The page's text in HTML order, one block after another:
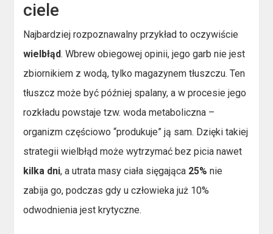
ciele
Najbardziej rozpoznawalny przykład to oczywiście
wielbłąd. Wbrew obiegowej opinii, jego garb nie jest
zbiornikiem z wodą, tylko magazynem tłuszczu. Ten
tłuszcz może być później spalany, a w procesie jego
rozkładu powstaje tzw. woda metaboliczna –
organizm częściowo “produkuje” ją sam. Dzięki takiej
strategii wielbłąd może wytrzymać bez picia nawet
kilka dni, a utrata masy ciała sięgająca 25% nie
zabija go, podczas gdy u człowieka już 10%
odwodnienia jest krytyczne.